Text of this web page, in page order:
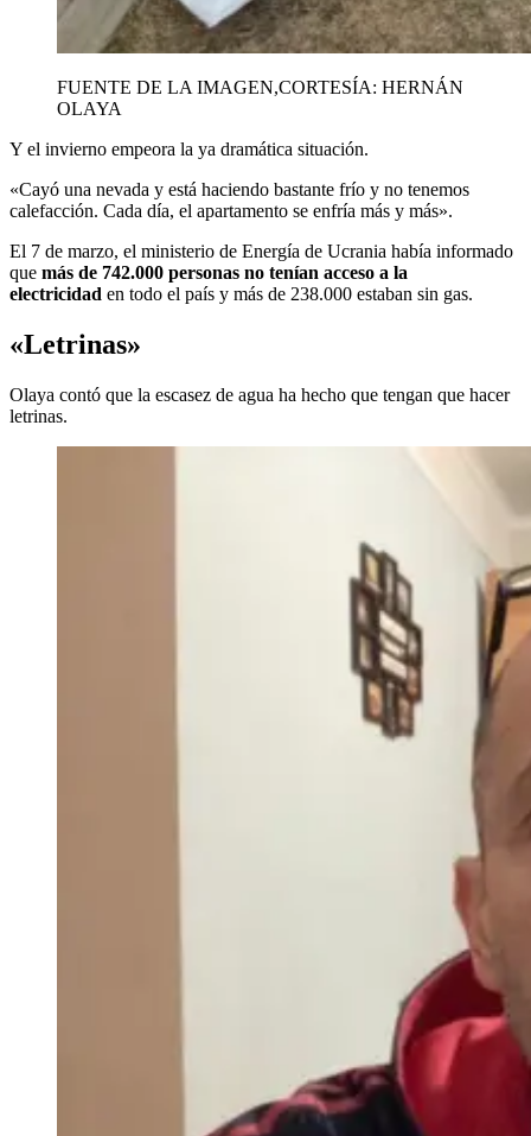
FUENTE DE LA IMAGEN,CORTESÍA: HERNÁN
OLAYA
Y el invierno empeora la ya dramática situación.
«Cayó una nevada y está haciendo bastante frío y no tenemos
calefacción. Cada día, el apartamento se enfría más y más».
El 7 de marzo, el ministerio de Energía de Ucrania había informado
que más de 742.000 personas no tenían acceso a la
electricidad en todo el país y más de 238.000 estaban sin gas.
«Letrinas»
Olaya contó que la escasez de agua ha hecho que tengan que hacer
letrinas.